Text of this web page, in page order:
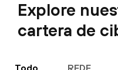
Explore
cartera de
Todo REDE